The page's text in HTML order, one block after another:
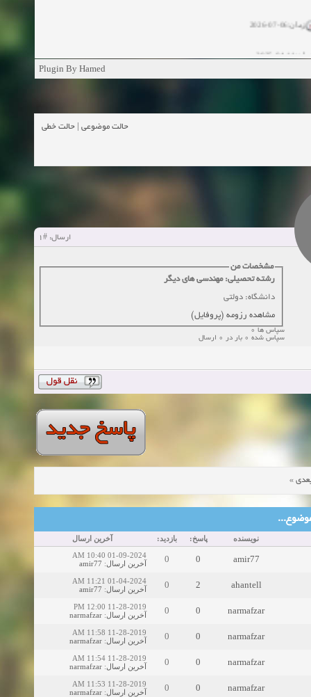
زمان:10-13-2024
زمان:10-11-2024
Plugin By Hamed
حالت موضوعی حالت خطی
ارسال: #1
مشخصات من
رشته تحصیلی: مهندسی های دیگر
دانشگاه: دولتی
مشاهده رزومه (پروفایل)
سپاس ها 0
سپاس شده 0 بار در 0 ارسال
»
نویسنده پاسخ: بازدید: آخرین ارسال
amir77
0
0
01-09-2024 10:40 AM
آخرین ارسال:
amir77
ahantell
2
0
01-04-2024 11:21 AM
آخرین ارسال:
amir77
narmafzar
0
0
11-28-2019 12:00 PM
آخرین ارسال:
narmafzar
narmafzar
0
0
11-28-2019 11:58 AM
آخرین ارسال:
narmafzar
narmafzar
0
0
11-28-2019 11:54 AM
آخرین ارسال:
narmafzar
narmafzar
0
0
11-28-2019 11:53 AM
آخرین ارسال:
narmafzar